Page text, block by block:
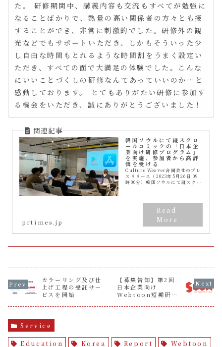
た。 研修期間中、講義内容も交流もすべてが勉強に
なることばかりで、熱量の高い関係者の方々とも接
することができ、非常に刺激的でした。研修外の観
光などでもサポートいただき、しかもそういった少
し自由な時間もとれるような時間割をうまく設定い
ただき、すべての面で大満足の体験でした。こんな
にいいことづくしの研修なんてあっていいのか…と
感動しております。 とてもありがたい研修に参加す
る機会をいただき、誠にありがとうございました！
韓国ソウルにて縦スクロ
ールコミックの「日本企
業向け研修プログラム」
を実施、参加者から高評
価を受ける
Culture Weaver合同会社のプレ
スリリース（2023年5月26日 09
時00分）韓国ソウルにて縦スクロ
prtimes.jp
カラーリング及び仕
上げ工程の受託サー
ビスを開始
【募集告知】第2回
日本企業向け
Webtoon短期研修
Service
Education Korea Report
Webtoon